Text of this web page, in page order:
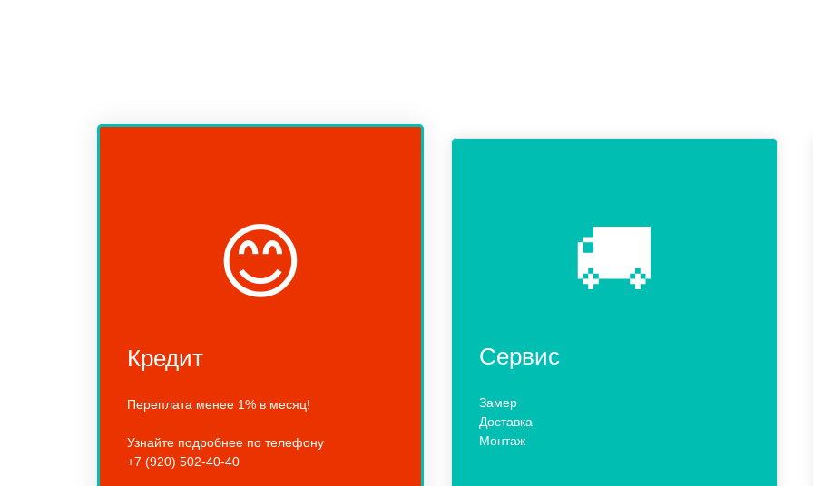
😊
Кредит
Переплата менее 1% в месяц!
Узнайте подробнее по телефону
+7 (920) 502-40-40
🚚
Сервис
Замер
Доставка
Монтаж